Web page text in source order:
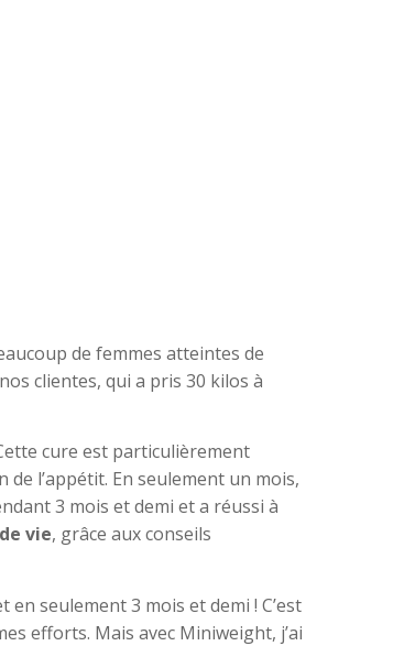
de femmes atteintes de
clientes, qui a pris 30 kilos à
cure est particulièrement
l’appétit. En seulement un mois,
3 mois et demi et a réussi à
vie, grâce aux conseils
seulement 3 mois et demi ! C’est
efforts. Mais avec Miniweight, j’ai